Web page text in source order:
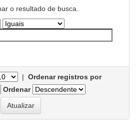
o resultado de busca.
| Ordenar registros por
Ordenar